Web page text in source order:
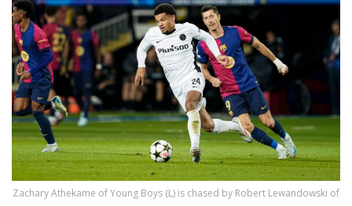
Zachary Athekame of Young Boys (L) is chased by Robert Lewandowski of